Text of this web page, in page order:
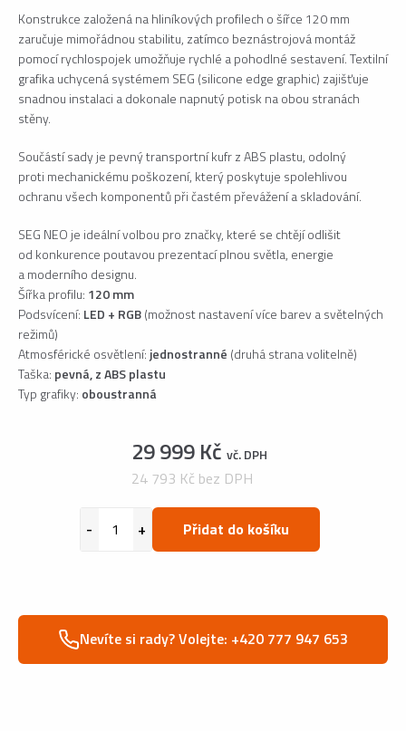
Konstrukce založená na hliníkových profilech o šířce 120 mm
zaručuje mimořádnou stabilitu, zatímco beznástrojová montáž
pomocí rychlospojek umožňuje rychlé a pohodlné sestavení. Textilní
grafika uchycená systémem SEG (silicone edge graphic) zajišťuje
snadnou instalaci a dokonale napnutý potisk na obou stranách
stěny.
Součástí sady je pevný transportní kufr z ABS plastu, odolný
proti mechanickému poškození, který poskytuje spolehlivou
ochranu všech komponentů při častém převážení a skladování.
SEG NEO je ideální volbou pro značky, které se chtějí odlišit
od konkurence poutavou prezentací plnou světla, energie
a moderního designu.
Šířka profilu: 120 mm
Podsvícení: LED + RGB(možnost nastavení více barev a světelných
režimů)
Atmosférické osvětlení: jednostranné (druhá strana volitelně)
Taška: pevná, z ABS plastu
Typ grafiky: oboustranná
29 999 Kč vč. DPH
24 793 Kč bez DPH
Přidat do košíku
Nevíte si rady? Volejte: +420 777 947 653